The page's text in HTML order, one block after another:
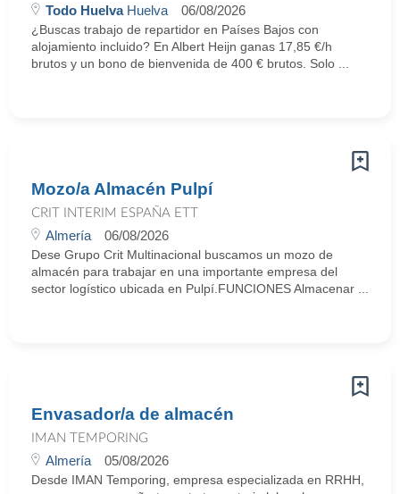
Todo HuelvaHuelva 06/08/2026
¿Buscas trabajo de repartidor en Países Bajos con
alojamiento incluido? En Albert Heijn ganas 17,85 €/h
brutos y un bono de bienvenida de 400 € brutos. Solo ...
Mozo/a Almacén Pulpí
CRIT INTERIM ESPAÑA ETT
Almería 06/08/2026
Dese Grupo Crit Multinacional buscamos un mozo de
almacén para trabajar en una importante empresa del
sector logístico ubicada en Pulpí.FUNCIONES Almacenar ...
Envasador/a de almacén
IMAN TEMPORING
Almería 05/08/2026
Desde IMAN Temporing, empresa especializada en RRHH,